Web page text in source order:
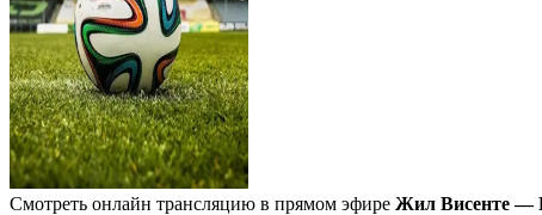
Смотреть онлайн трансляцию в прямом эфире Жил Висенте —